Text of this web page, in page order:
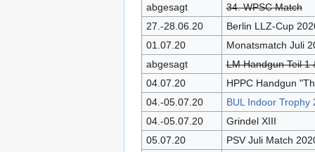
abgesagt
34. WPSC Match
27.-28.06.20
Berlin LLZ-Cup
01.07.20
Monatsmatch Juli
abgesagt
LM Handgun Teil 1
04.07.20
HPPC Handgun
04.-05.07.20
BUL Indoor Trophy
04.-05.07.20
Grindel XIII
05.07.20
PSV Juli Match